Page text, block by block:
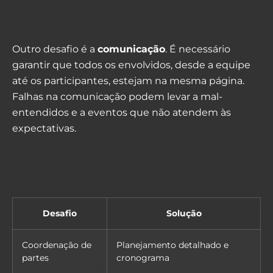
Outro desafio é a comunicação. É necessário
garantir que todos os envolvidos, desde a equipe
até os participantes, estejam na mesma página.
Falhas na comunicação podem levar a mal-
entendidos e a eventos que não atendem às
expectativas.
Desafio Solução
Coordenação de
partes
Planejamento detalhado e
cronograma